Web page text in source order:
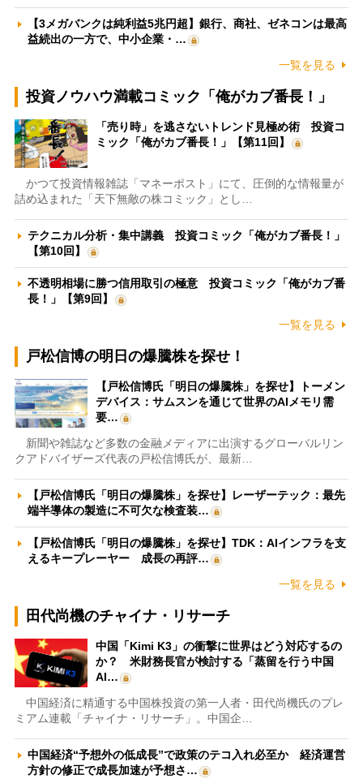
【3メガバンクは純利益5兆円超】銀行、商社、ゼネコンは最高
益続出の一方で、中小企業・…
一覧を見る
投資ノウハウ満載コミック「俺がカブ番長！」
「売り時」を逃さないトレンド見極め術 投資コ
ミック「俺がカブ番長！」【第11回】
かつて投資情報雑誌「マネーポスト」にて、圧倒的な情報量が
詰め込まれた「天下無敵の株コミック」とし…
テクニカル分析・集中講義 投資コミック「俺がカブ番長！」
【第10回】
不透明相場に勝つ信用取引の極意 投資コミック「俺がカブ番
長！」【第9回】
一覧を見る
戸松信博の明日の爆騰株を探せ！
【戸松信博氏「明日の爆騰株」を探せ】トーメン
デバイス：サムスンを通じて世界のAIメモリ需
要…
新聞や雑誌など多数の金融メディアに出演するグローバルリン
クアドバイザーズ代表の戸松信博氏が、最新…
【戸松信博氏「明日の爆騰株」を探せ】レーザーテック：最先
端半導体の製造に不可欠な検査装…
【戸松信博氏「明日の爆騰株」を探せ】TDK：AIインフラを支
えるキープレーヤー 成長の再評…
一覧を見る
田代尚機のチャイナ・リサーチ
中国「Kimi K3」の衝撃に世界はどう対応するの
か？ 米財務長官が検討する「蒸留を行う中国
AI…
中国経済に精通する中国株投資の第一人者・田代尚機氏のプレ
ミアム連載「チャイナ・リサーチ」。中国企…
中国経済“予想外の低成長”で政策のテコ入れ必至か 経済運営
方針の修正で成長加速が予想さ…